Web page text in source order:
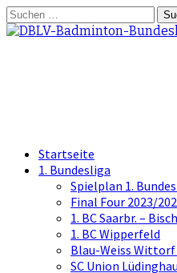
Springe
zum
Suchen
nach:
Startseite
1. Bundesliga
Spielplan 1.
Final Four 2023/
1. BC Saarbr. –
1. BC Wipperfeld
Blau-Weiss
SC Union